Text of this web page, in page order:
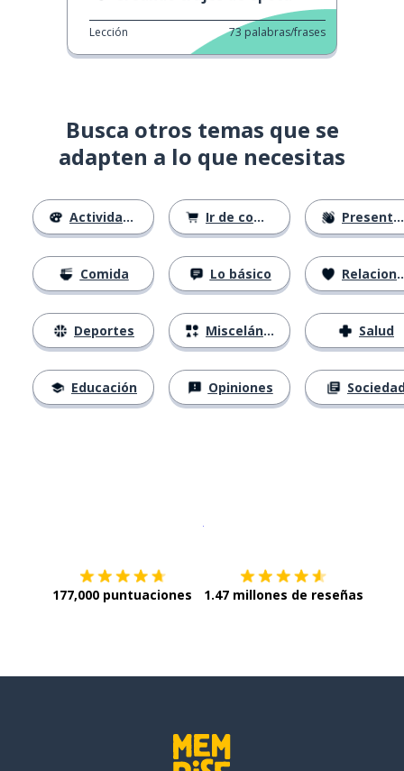
Lección 73 palabras/frases
Busca otros temas que se
adapten a lo que necesitas
Actividades
Comida
Deportes
Educación
Ir de compras
Lo básico
Misceláneo
Opiniones
Presentándose
Relaciones
Salud
177,000 puntuaciones 1.47 millones de reseñas